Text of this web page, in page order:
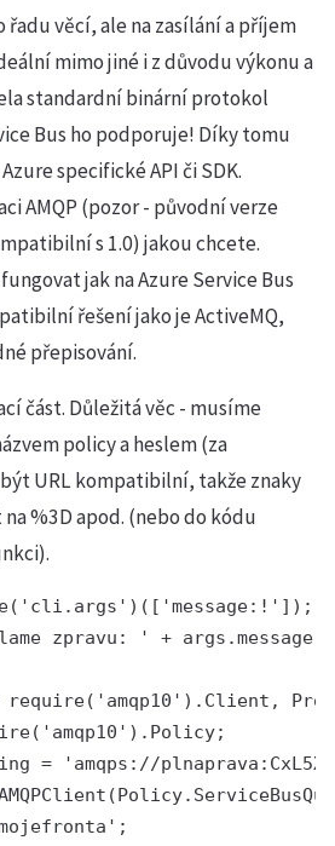
řadu věcí, ale na zasílání a příjem
mimo jiné i z důvodu výkonu a
standardní binární protokol
Bus ho podporuje! Díky tomu
specifické API či SDK.
AMQP (pozor - původní verze
s 1.0) jakou chcete.
jak na Azure Service Bus
řešení jako je ActiveMQ,
přepisování.
část. Důležitá věc - musíme
policy a heslem (za
URL kompatibilní, takže znaky
%3D apod. (nebo do kódu
zpravu: ' + args.message);
require('amqp10').Client,
= 'amqps://